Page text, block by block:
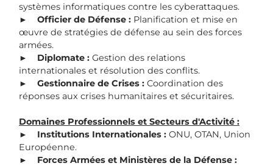
systèmes informatiques contre les cyberattaques.
►
Officier de Défense : Planification et mise en
œuvre de stratégies de défense au sein des forces
armées.
► Diplomate : Gestion des relations
internationales et résolution des conflits.
► Gestionnaire de Crises : Coordination des
réponses aux crises humanitaires et sécuritaires.
Domaines Professionnels et Secteurs d'Activité :
►
Institutions Internationales : ONU, OTAN, Union
Européenne.
► Forces Armées et Ministères de la Défense :